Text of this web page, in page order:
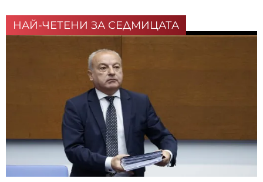
НАЙ-ЧЕТЕНИ ЗА СЕДМИЦАТА